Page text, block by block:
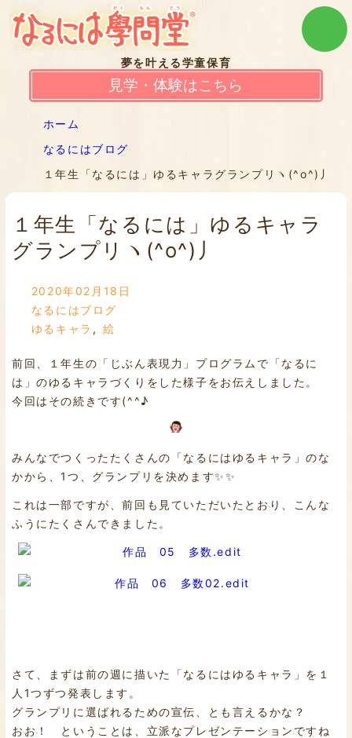
夢を叶える学童保育
見学・体験はこちら
ホーム
なるにはブログ
１年生「なるには」ゆるキャラグランプリヽ(^o^)丿
１年生「なるには」ゆるキャラ
グランプリヽ(^o^)丿
2020年02月18日
なるにはブログ
ゆるキャラ , 絵
前回、１年生の「じぶん表現力」プログラムで「なるに
は」のゆるキャラづくりをした様子をお伝えしました。
今回はその続きです(^^♪
みんなでつくったたくさんの「なるにはゆるキャラ」のな
かから、1つ、グランプリを決めます✨✨
これは一部ですが、前回も見ていただいたとおり、こんな
ふうにたくさんできました。
さて、まずは前の週に描いた「なるにはゆるキャラ」を１
人1つずつ発表します。
グランプリに選ばれるための宣伝、とも言えるかな？
おお！ ということは、立派なプレゼンテーションですね